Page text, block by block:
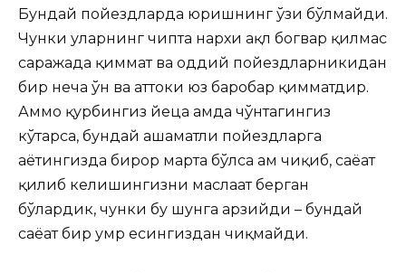
Бундай пойездларда юришнинг ўзи бўлмайди.
Чунки уларнинг чипта нархи ақл богвар қилмас
саражада қиммат ва оддий пойездларникидан
бир неча ўн ва ҳаттоки юз баробар қимматдир.
Аммо қурбингиз йеца ҳамда чўнтагингиз
кўтарса, бундай ҳашаматли пойездларга
ҳаётингизда бирор марта бўлса ҳам чиқиб, саёҳат
қилиб келишингизни маслаҳат берган
бўлардик, чунки бу шунга арзийди – бундай
саёҳат бир умр есингиздан чиқмайди.